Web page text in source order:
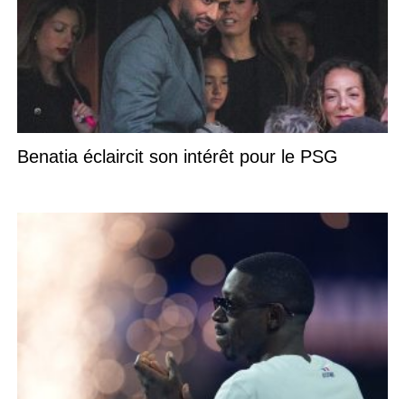
Benatia éclaircit son intérêt pour le PSG